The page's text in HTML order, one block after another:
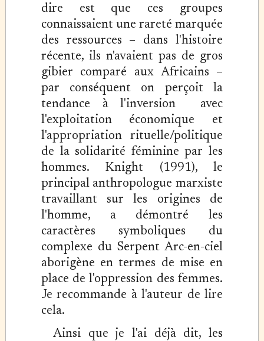
dire est que ces groupes
connaissaient une rareté marquée
des ressources – dans l'histoire
récente, ils n'avaient pas de gros
gibier comparé aux Africains –
par conséquent on perçoit la
tendance à l'inversion avec
l'exploitation économique et
l'appropriation rituelle/politique
de la solidarité féminine par les
hommes. Knight (1991), le
principal anthropologue marxiste
travaillant sur les origines de
l'homme, a démontré les
caractères symboliques du
complexe du Serpent Arc-en-ciel
aborigène en termes de mise en
place de l'oppression des femmes.
Je recommande à l'auteur de lire
cela.
Ainsi que je l'ai déjà dit, les